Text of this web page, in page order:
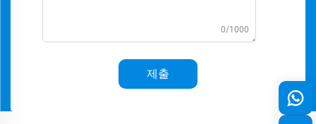
0/1000
제출